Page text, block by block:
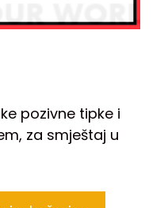
pozivne tipke i
za smještaj u